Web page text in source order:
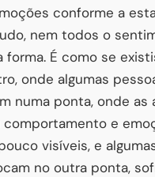
conforme a
nem todos o
forma. É como se
onde algumas
numa ponta, onde as
comportamento e
visíveis, e
no outra ponta,